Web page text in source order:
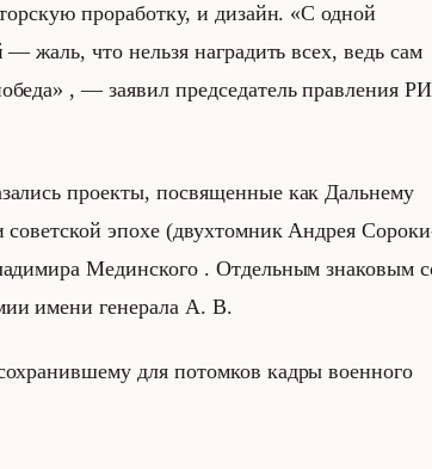
про­ра­бот­ку, и ди­зайн. «С одной
жаль, что нельзя наградить всех, ведь сам
, — за­явил пред­се­да­тель прав­ле­ния
про­ек­ты, по­свя­щен­ные как Дальне­му
со­вет­ской эпохе (двух­том­ник Ан­дрея
Медин­ско­го . От­дельным зна­ко­вым
имени ге­не­ра­ла А. В.
для по­том­ков кадры во­ен­но­го